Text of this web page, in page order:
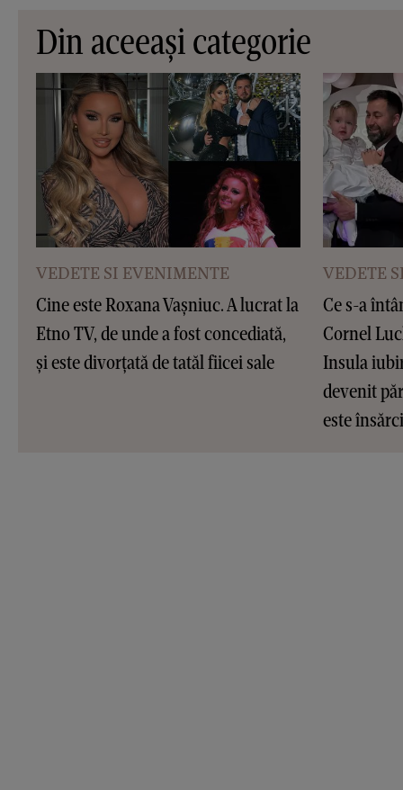
Din aceeași categorie
VEDETE SI EVENIMENTE
Cine este Roxana Vașniuc. A lucrat la
Etno TV, de unde a fost concediată,
și este divorțată de tatăl fiicei sale
VEDETE
Ce s-a
Cornel
Insula
devenit
este